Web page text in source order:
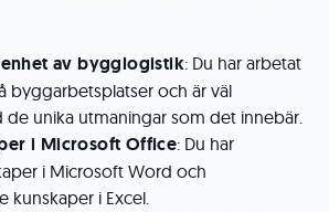
av bygglogistik: Du har arbetat
byggarbetsplatser och är väl
unika utmaningar som det innebär.
i Microsoft Office: Du har
i Microsoft Word och
kunskaper i Excel.